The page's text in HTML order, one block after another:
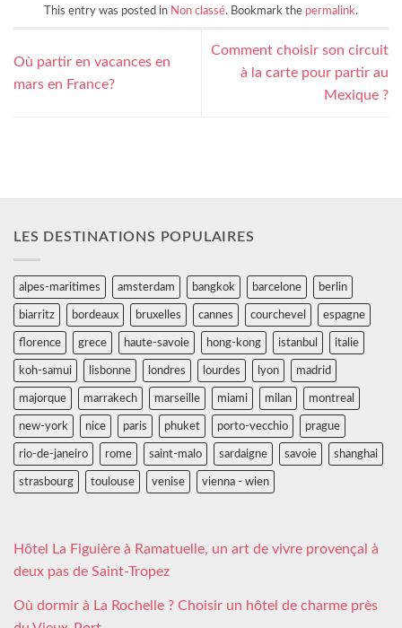
This entry was posted in Non classé. Bookmark the permalink.
Où partir en vacances en
mars en France?
Comment choisir son circuit
à la carte pour partir au
Mexique ?
LES DESTINATIONS POPULAIRES
alpes-maritimes amsterdam bangkok barcelone berlin
biarritz bordeaux bruxelles cannes courchevel espagne
florence grece haute-savoie hong-kong istanbul italie
koh-samui lisbonne londres lourdes lyon madrid
majorque marrakech marseille miami milan montreal
new-york nice paris phuket porto-vecchio prague
rio-de-janeiro rome saint-malo sardaigne savoie shanghai
strasbourg toulouse venise vienna - wien
Hôtel La Figuière à Ramatuelle, un art de vivre provençal à
deux pas de Saint-Tropez
Où dormir à La Rochelle ? Choisir un hôtel de charme près